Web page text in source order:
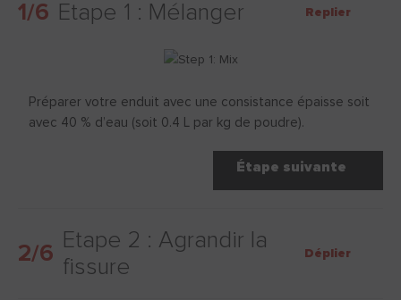
1/6 Etape 1 : Mélanger Replier
Préparer votre enduit avec une consistance épaisse soit
avec 40 % d’eau (soit 0.4 L par kg de poudre).
Étape suivante
2/6
Etape 2 : Agrandir la
fissure
Déplier